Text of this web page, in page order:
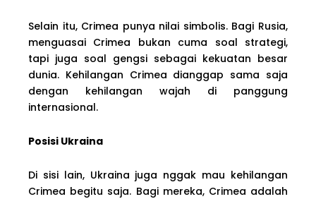
Selain itu, Crimea punya nilai simbolis. Bagi Rusia,
menguasai Crimea bukan cuma soal strategi,
tapi juga soal gengsi sebagai kekuatan besar
dunia. Kehilangan Crimea dianggap sama saja
dengan kehilangan wajah di panggung
internasional.
Posisi Ukraina
Di sisi lain, Ukraina juga nggak mau kehilangan
Crimea begitu saja. Bagi mereka, Crimea adalah